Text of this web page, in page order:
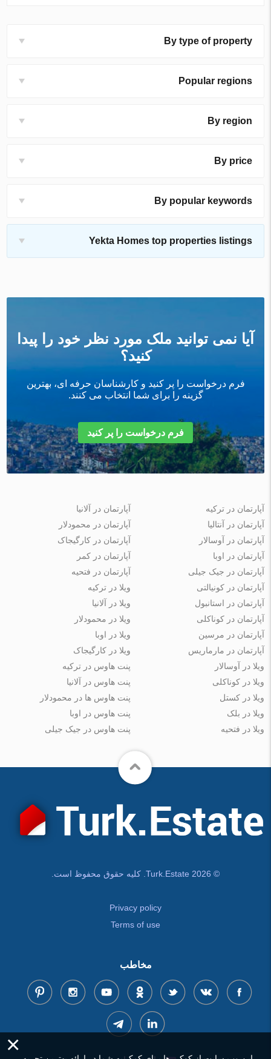
By type of property
Popular regions
By region
By price
By popular keywords
Yekta Homes top properties listings
آیا نمی توانید ملک مورد نظر خود را پیدا
کنید؟
فرم درخواست را پر کنید و کارشناسان حرفه ای، بهترین
گزینه را برای شما انتخاب می کنند.
فرم درخواست را پر کنید
آپارتمان در ترکیه
آپارتمان در آنتالیا
آپارتمان در آوسالار
آپارتمان در اوبا
آپارتمان در جیک جیلی
آپارتمان در آلانیا
آپارتمان در محمودلار
آپارتمان در کارگیجاک
آپارتمان در کمر
آپارتمان در فتحیه
آپارتمان در کونیالتی
آپارتمان در استانبول
آپارتمان در کوناکلی
آپارتمان در مرسین
آپارتمان در مارماریس
ویلا در ترکیه
ویلا در آلانیا
ویلا در محمودلار
ویلا در اوبا
ویلا در کارگیجاک
ویلا در آوسالار
ویلا در کوناکلی
ویلا در کستل
ویلا در بلک
ویلا در فتحیه
پنت هاوس در ترکیه
پنت هاوس در آلانیا
پنت هاوس ها در محمودلار
پنت هاوس در اوبا
پنت هاوس در جیک جیلی
© Turk.Estate 2026. کلیه حقوق محفوظ است.
Privacy policy
Terms of use
مخاطب
×